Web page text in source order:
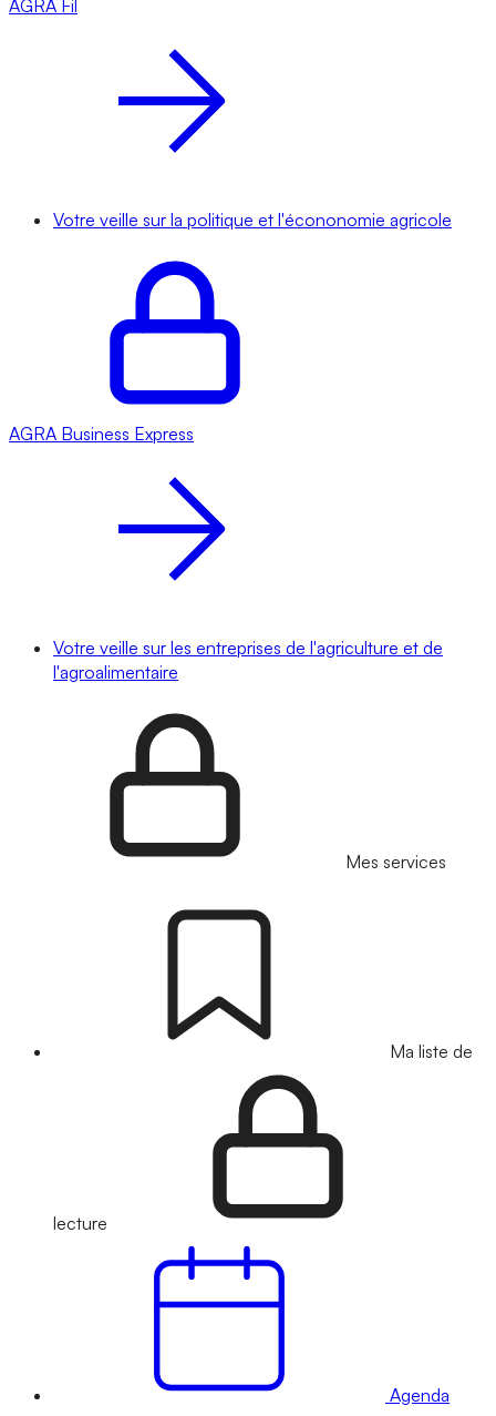
AGRA Fil
Votre veille sur la politique et l'écononomie agricole
AGRA Business Express
Votre veille sur les entreprises de l'agriculture et de
l'agroalimentaire
Mes services
Ma liste de
lecture
Agenda